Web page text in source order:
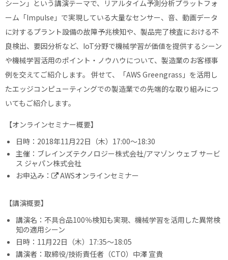
シーン」という講演テーマで、リアルタイム予測分析プラットフォ
ーム「Impulse」で実現している大量なセンサー、音、動画データ
に対するプラント設備の故障予兆検知や、製品完了検査における不
良検出、要因分析など、IoT分野で機械学習が価値を提供するシーン
や機械学習活用のポイント・ノウハウについて、製造業のお客様事
例を交えてご紹介します。 併せて、「AWS Greengrass」を活用し
たエッジコンピューティングでの製造業での先端的な取り組みにつ
いてもご紹介します。
【オンラインセミナー概要】
日時：2018年11月22日（木）17:00～18:30
主催：ブレインズテクノロジー株式会社/アマゾン ウェブ サービ
ス ジャパン株式会社
お申込み：
AWSオンラインセミナー
【講演概要】
講演名：不具合品100％検知も実現、機械学習を活用した異常検
知の適用シーン
日時：11月22日（木）17:35～18:05
講演者：取締役/技術責任者（CTO）中澤 宣貴